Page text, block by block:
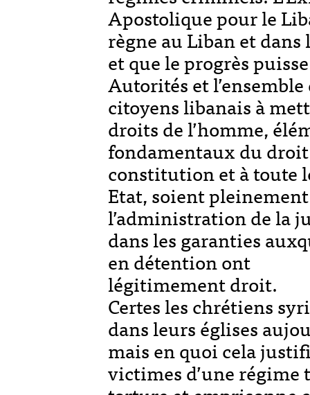
Apostolique pour le
règne au Liban et
et que le progrès
Autorités et l’ensemble
citoyens libanais à
droits de l’homme,
fondamentaux du
constitution et à toute
Etat, soient
l’administration de la
dans les garanties
en détention ont
légitimement droit.
Certes les chrétiens
dans leurs églises
mais en quoi cela
victimes d’une